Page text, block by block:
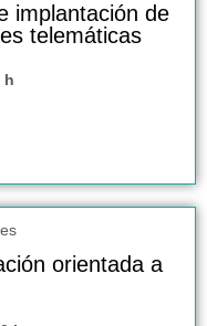
implantación de
telemáticas
h
orientada a